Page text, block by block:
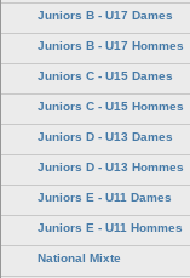
Juniors B - U17 Dames
Juniors B - U17 Hommes
Juniors C - U15 Dames
Juniors C - U15 Hommes
Juniors D - U13 Dames
Juniors D - U13 Hommes
Juniors E - U11 Dames
Juniors E - U11 Hommes
National Mixte